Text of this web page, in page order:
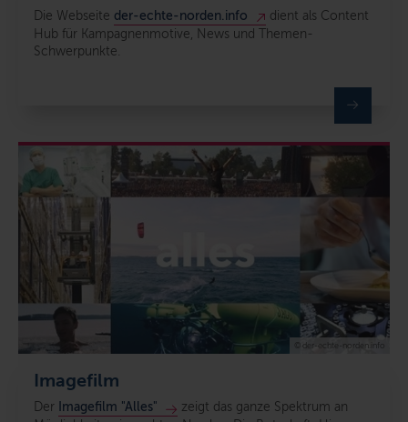
Die Webseite der-echte-norden.info
dient als Content
Hub für Kampagnenmotive, News und Themen-
Schwerpunkte.
Imagefilm
Der Imagefilm "Alles"
zeigt das ganze Spektrum an
© der-echte-norden.info